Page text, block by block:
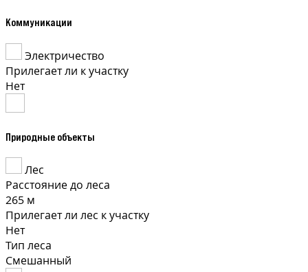
Коммуникации
Электричество
Прилегает ли к участку
Нет
Природные объекты
Лес
Расстояние до леса
265 м
Прилегает ли лес к участку
Нет
Тип леса
Смешанный